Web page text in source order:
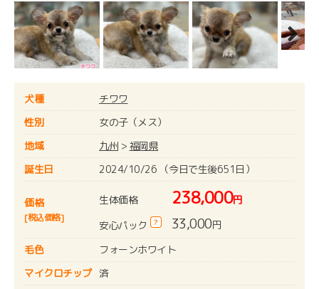
犬種
チワワ
性別
女の子（メス）
地域
九州 > 福岡県
誕生日
2024/10/26 （今日で生後651日）
価格
[税込価格]
生体価格 238,000円
安心パック
? 33,000円
毛色
フォーンホワイト
マイクロチップ 済